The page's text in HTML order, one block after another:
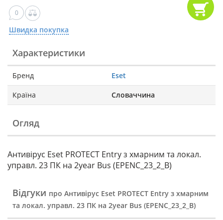
0
Швидка покупка
Характеристики
Бренд Eset
Країна Словаччина
Огляд
Антивірус Eset PROTECT Entry з хмарним та локал.
управл. 23 ПК на 2year Bus (EPENC_23_2_B)
Відгуки про Антивірус Eset PROTECT Entry з хмарним
та локал. управл. 23 ПК на 2year Bus (EPENC_23_2_B)